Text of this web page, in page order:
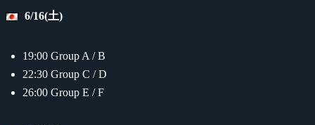
6/16(土)
19:00 Group A / B
22:30 Group C / D
26:00 Group E / F